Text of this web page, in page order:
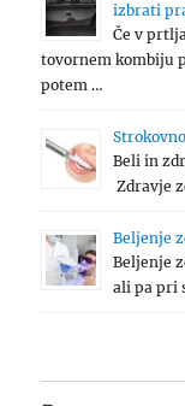
izbrati
Če v
tovornem kombiju
potem …
Beli in
Zdravje
Beljenje
Beljenje
ali pa pri